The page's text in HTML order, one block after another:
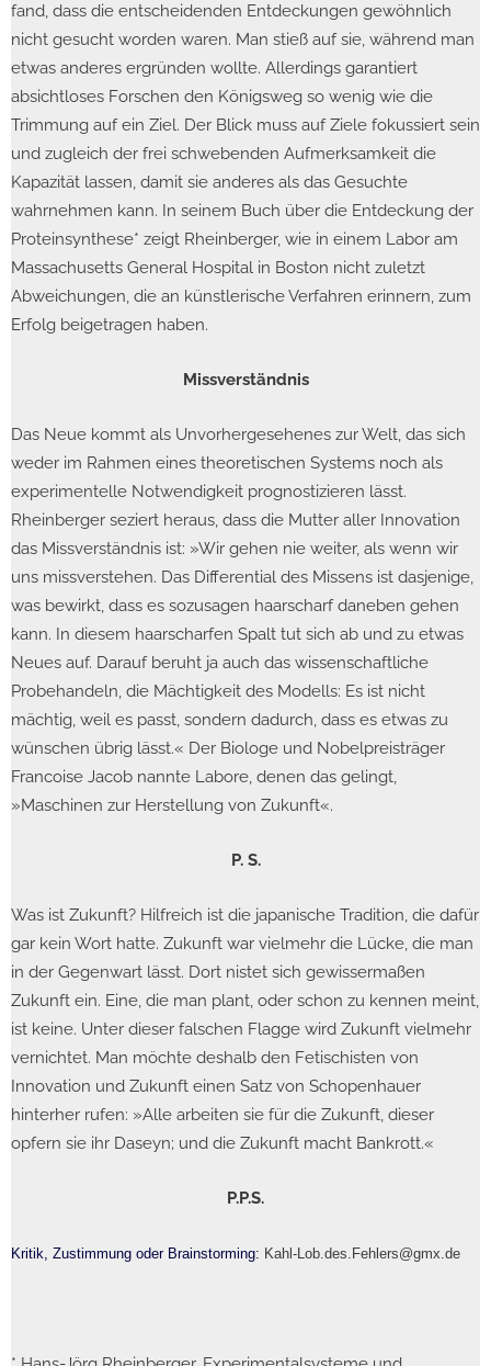
fand, dass die entscheidenden Entdeckungen gewöhnlich
nicht gesucht worden waren. Man stieß auf sie, während man
etwas anderes ergründen wollte. Allerdings garantiert
absichtloses Forschen den Königsweg so wenig wie die
Trimmung auf ein Ziel. Der Blick muss auf Ziele fokussiert sein
und zugleich der frei schwebenden Aufmerksamkeit die
Kapazität lassen, damit sie anderes als das Gesuchte
wahrnehmen kann. In seinem Buch über die Entdeckung der
Proteinsynthese* zeigt Rheinberger, wie in einem Labor am
Massachusetts General Hospital in Boston nicht zuletzt
Abweichungen, die an künstlerische Verfahren erinnern, zum
Erfolg beigetragen haben.
Missverständnis
Das Neue kommt als Unvorhergesehenes zur Welt, das sich
weder im Rahmen eines theoretischen Systems noch als
experimentelle Notwendigkeit prognostizieren lässt.
Rheinberger seziert heraus, dass die Mutter aller Innovation
das Missverständnis ist: »Wir gehen nie weiter, als wenn wir
uns missverstehen. Das Differential des Missens ist dasjenige,
was bewirkt, dass es sozusagen haarscharf daneben gehen
kann. In diesem haarscharfen Spalt tut sich ab und zu etwas
Neues auf. Darauf beruht ja auch das wissenschaftliche
Probehandeln, die Mächtigkeit des Modells: Es ist nicht
mächtig, weil es passt, sondern dadurch, dass es etwas zu
wünschen übrig lässt.« Der Biologe und Nobelpreisträger
Francoise Jacob nannte Labore, denen das gelingt,
»Maschinen zur Herstellung von Zukunft«.
P. S.
Was ist Zukunft? Hilfreich ist die japanische Tradition, die dafür
gar kein Wort hatte. Zukunft war vielmehr die Lücke, die man
in der Gegenwart lässt. Dort nistet sich gewissermaßen
Zukunft ein. Eine, die man plant, oder schon zu kennen meint,
ist keine. Unter dieser falschen Flagge wird Zukunft vielmehr
vernichtet. Man möchte deshalb den Fetischisten von
Innovation und Zukunft einen Satz von Schopenhauer
hinterher rufen: »Alle arbeiten sie für die Zukunft, dieser
opfern sie ihr Daseyn; und die Zukunft macht Bankrott.«
P.P.S.
Kritik, Zustimmung oder Brainstorming: Kahl-Lob.des.Fehlers@gmx.de